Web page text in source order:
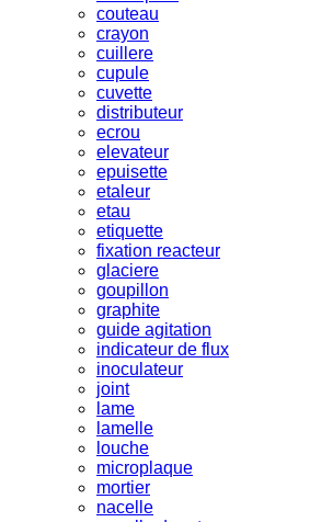
couteau
crayon
cuillere
cupule
cuvette
distributeur
ecrou
elevateur
epuisette
etaleur
etau
etiquette
fixation reacteur
glaciere
goupillon
graphite
guide agitation
indicateur de flux
inoculateur
joint
lame
lamelle
louche
microplaque
mortier
nacelle